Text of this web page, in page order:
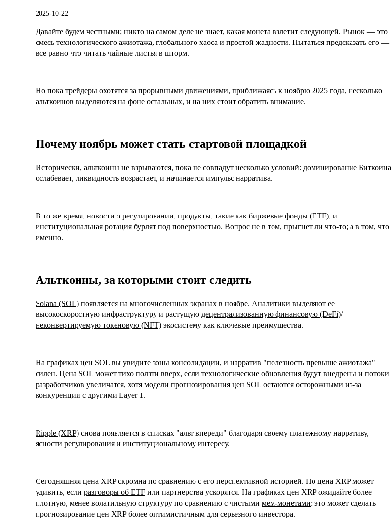
2025-10-22
Давайте будем честными; никто на самом деле не знает, какая монета взлетит следующей. Рынок — это
смесь технологического ажиотажа, глобального хаоса и простой жадности. Пытаться предсказать его —
все равно что читать чайные листья в шторм.
Но пока трейдеры охотятся за прорывными движениями, приближаясь к ноябрю 2025 года, несколько
альткоинов выделяются на фоне остальных, и на них стоит обратить внимание.
Почему ноябрь может стать стартовой площадкой
Исторически, альткоины не взрываются, пока не совпадут несколько условий: доминирование Биткоина
ослабевает, ликвидность возрастает, и начинается импульс нарратива.
В то же время, новости о регулировании, продукты, такие как биржевые фонды (ETF), и
институциональная ротация бурлят под поверхностью. Вопрос не в том, прыгнет ли что-то; а в том, что
именно.
Альткоины, за которыми стоит следить
Solana (SOL) появляется на многочисленных экранах в ноябре. Аналитики выделяют ее
высокоскоростную инфраструктуру и растущую децентрализованную финансовую (DeFi)/
неконвертируемую токеновую (NFT) экосистему как ключевые преимущества.
На графиках цен SOL вы увидите зоны консолидации, и нарратив "полезность превыше ажиотажа"
силен. Цена SOL может тихо ползти вверх, если технологические обновления будут внедрены и потоки
разработчиков увеличатся, хотя модели прогнозирования цен SOL остаются осторожными из-за
конкуренции с другими Layer 1.
Ripple (XRP) снова появляется в списках "альт впереди" благодаря своему платежному нарративу,
ясности регулирования и институциональному интересу.
Сегодняшняя цена XRP скромна по сравнению с его перспективной историей. Но цена XRP может
удивить, если разговоры об ETF или партнерства ускорятся. На графиках цен XRP ожидайте более
плотную, менее волатильную структуру по сравнению с чистыми мем-монетами: это может сделать
прогнозирование цен XRP более оптимистичным для серьезного инвестора.